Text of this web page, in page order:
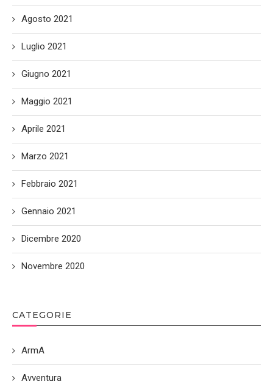
Agosto 2021
Luglio 2021
Giugno 2021
Maggio 2021
Aprile 2021
Marzo 2021
Febbraio 2021
Gennaio 2021
Dicembre 2020
Novembre 2020
CATEGORIE
ArmA
Avventura